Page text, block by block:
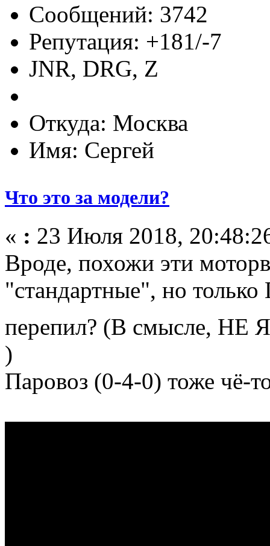
Сообщений: 3742
Репутация: +181/-7
JNR, DRG, Z
Откуда: Москва
Имя: Сергей
Что это за модели?
« : 23 Июля 2018,
Вроде, похожи эти
"стандартные", но
перепил? (В смысле, НЕ
)
Паровоз (0-4-0) тоже чё-